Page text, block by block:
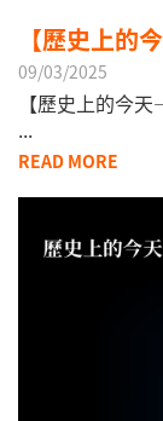
【歷史上的
09/03/2025
【歷史上的今
​...
READ MORE